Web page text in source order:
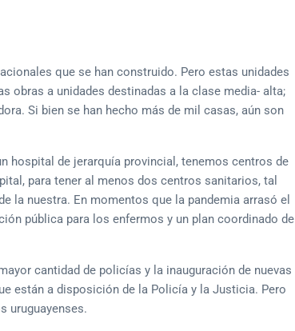
que se han construido. Pero estas unidades
obras a unidades destinadas a la clase media- alta;
Si bien se han hecho más de mil casas, aún son
hospital de jerarquía provincial, tenemos centros de
para tener al menos dos centros sanitarios, tal
la nuestra. En momentos que la pandemia arrasó el
pública para los enfermos y un plan coordinado de
cantidad de policías y la inauguración de nuevas
están a disposición de la Policía y la Justicia. Pero
uruguayenses.